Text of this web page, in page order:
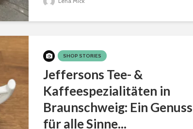
SHOP STORIES
Jeffersons Tee- &
Kaffeespezialitäten in
Braunschweig: Ein Genuss
für alle Sinne...